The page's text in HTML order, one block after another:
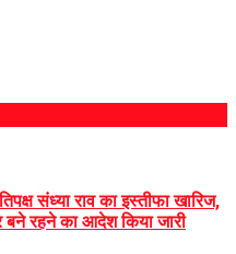
संध्या राव का इस्तीफा खारिज,
बने रहने का आदेश किया जारी